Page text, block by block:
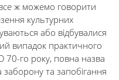
все ж можемо говорити
культурних
або відбувалися
випадок практичного
70-го року, повна назва
заборону та запобігання